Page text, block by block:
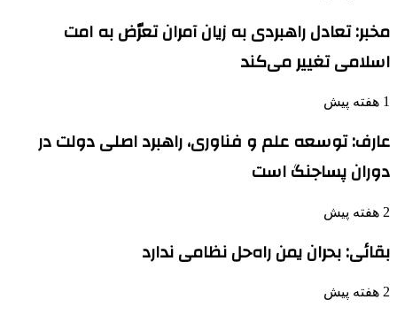
مخبر: تعادل راهبردی به زیان آمران تعرّض به امت
اسلامی تغییر می‌کند
1 هفته پیش
عارف: توسعه علم و فناوری، راهبرد اصلی دولت در
دوران پساجنگ است
2 هفته پیش
بقائی: بحران یمن راه‌حل نظامی ندارد
2 هفته پیش